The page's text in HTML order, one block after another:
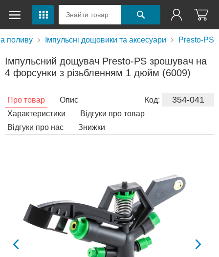
поливу Імпульсні дощовики та аксесуари Presto-PS
Імпульсний дощувач Presto-PS зрошувач на
4 форсунки з різьбленням 1 дюйм (6009)
Код: 354-041
Про товар
Опис
Характеристики
Відгуки про товар
Відгуки про нас
Знижки